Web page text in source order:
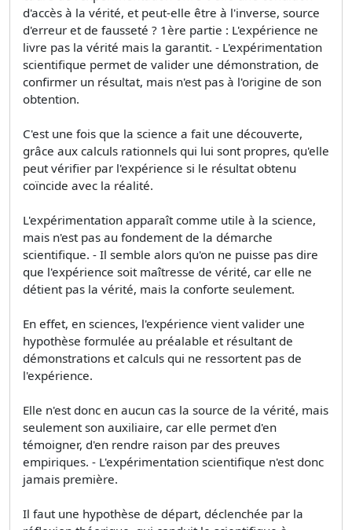
d'accès à la vérité, et peut-elle être à l'inverse, source
d'erreur et de fausseté ? 1ère partie : L'expérience ne
livre pas la vérité mais la garantit. - L'expérimentation
scientifique permet de valider une démonstration, de
confirmer un résultat, mais n'est pas à l'origine de son
obtention.
C'est une fois que la science a fait une découverte,
grâce aux calculs rationnels qui lui sont propres, qu'elle
peut vérifier par l'expérience si le résultat obtenu
coïncide avec la réalité.
L'expérimentation apparaît comme utile à la science,
mais n'est pas au fondement de la démarche
scientifique. - Il semble alors qu'on ne puisse pas dire
que l'expérience soit maîtresse de vérité, car elle ne
détient pas la vérité, mais la conforte seulement.
En effet, en sciences, l'expérience vient valider une
hypothèse formulée au préalable et résultant de
démonstrations et calculs qui ne ressortent pas de
l'expérience.
Elle n'est donc en aucun cas la source de la vérité, mais
seulement son auxiliaire, car elle permet d'en
témoigner, d'en rendre raison par des preuves
empiriques. - L'expérimentation scientifique n'est donc
jamais première.
Il faut une hypothèse de départ, déclenchée par la